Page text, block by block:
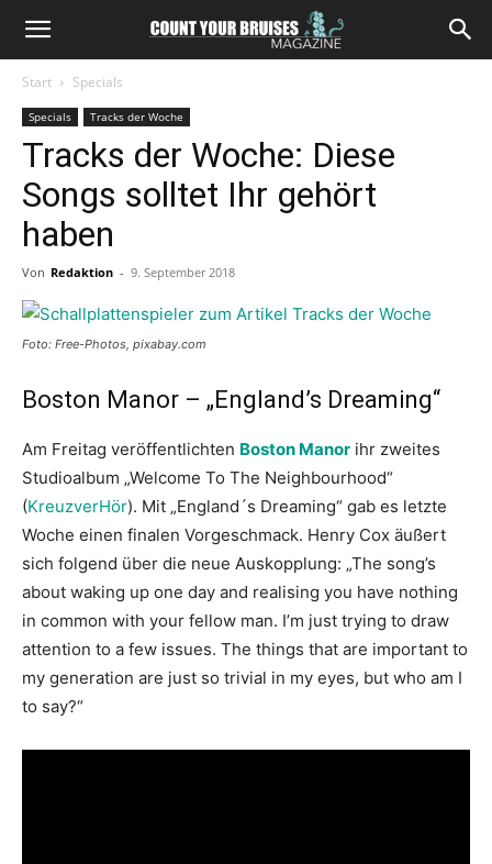
Start Specials
Specials Tracks der Woche
Tracks der Woche: Diese
Songs solltet Ihr gehört
haben
Von Redaktion - 9. September 2018
Foto: Free-Photos, pixabay.com
Boston Manor – „England’s Dreaming“
Am Freitag veröffentlichten Boston Manor ihr zweites
Studioalbum „Welcome To The Neighbourhood“
(KreuzverHör). Mit „England´s Dreaming“ gab es letzte
Woche einen finalen Vorgeschmack. Henry Cox äußert
sich folgend über die neue Auskopplung: „The song’s
about waking up one day and realising you have nothing
in common with your fellow man. I’m just trying to draw
attention to a few issues. The things that are important to
my generation are just so trivial in my eyes, but who am I
to say?“